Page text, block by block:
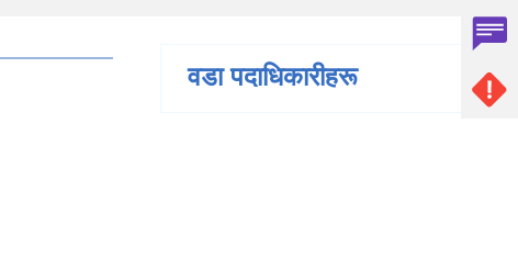
वडा पदाधिकारीहरू